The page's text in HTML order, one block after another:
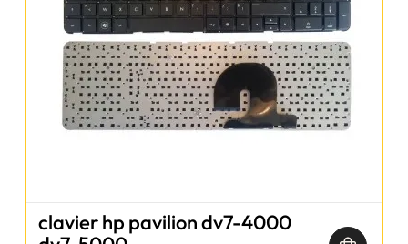
clavier hp pavilion dv7-4000